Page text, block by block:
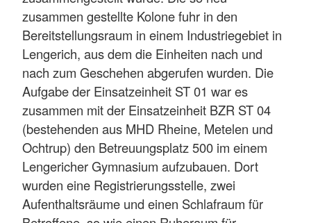
zusammen gestellte Kolone fuhr in den
Bereitstellungsraum in einem Industriegebiet in
Lengerich, aus dem die Einheiten nach und
nach zum Geschehen abgerufen wurden. Die
Aufgabe der Einsatzeinheit ST 01 war es
zusammen mit der Einsatzeinheit BZR ST 04
(bestehenden aus MHD Rheine, Metelen und
Ochtrup) den Betreuungsplatz 500 im einem
Lengericher Gymnasium aufzubauen. Dort
wurden eine Registrierungsstelle, zwei
Aufenthaltsräume und einen Schlafraum für